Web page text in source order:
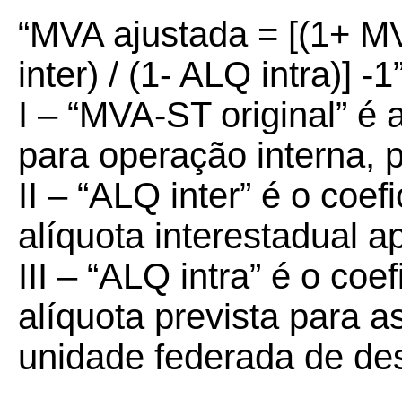
“MVA ajustada = [(1+
inter) / (1- ALQ intra)] -
I – “MVA-ST original”
para operação interna,
II – “ALQ inter” é o
alíquota interestadual
III – “ALQ intra” é o
alíquota prevista para
unidade federada de